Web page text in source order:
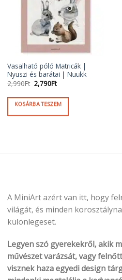
Vasalható póló Matricák |
Nyuszi és barátai | Nuukk
2,990Ft Original
price
was:
2,990Ft.
2,790FtCurrent
price
is:
2,790Ft.
KOSÁRBA TESZEM
A MiniArt azért van itt, hogy
világát, és minden
különlegeset.
Legyen szó gyerekekről, akik
művészet varázsát, vagy
visznek haza egyedi design